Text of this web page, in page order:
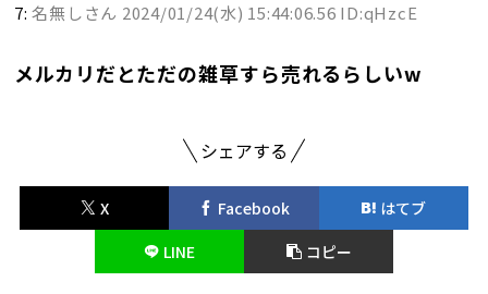
7:名無しさん 2024/01/24(水) 15:44:06.56 ID:qHzcE
メルカリだとただの雑草すら売れるらしいw
シェアする
X Facebook
はてブ
LINE
コピー